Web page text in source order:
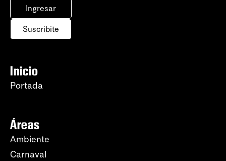
Ingresar
Suscribite
Inicio
Portada
Áreas
Ambiente
Carnaval